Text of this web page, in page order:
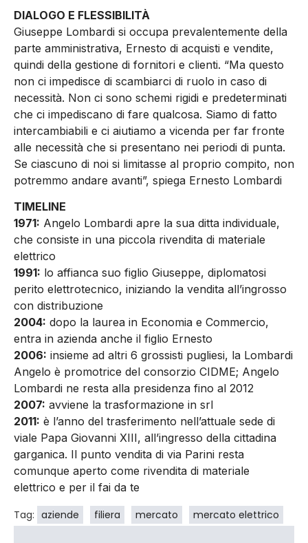
DIALOGO E FLESSIBILITÀ
Giuseppe Lombardi si occupa prevalentemente della
parte amministrativa, Ernesto di acquisti e vendite,
quindi della gestione di fornitori e clienti. “Ma questo
non ci impedisce di scambiarci di ruolo in caso di
necessità. Non ci sono schemi rigidi e predeterminati
che ci impediscano di fare qualcosa. Siamo di fatto
intercambiabili e ci aiutiamo a vicenda per far fronte
alle necessità che si presentano nei periodi di punta.
Se ciascuno di noi si limitasse al proprio compito, non
potremmo andare avanti”, spiega Ernesto Lombardi
TIMELINE
1971: Angelo Lombardi apre la sua ditta individuale,
che consiste in una piccola rivendita di materiale
elettrico
1991: lo affianca suo figlio Giuseppe, diplomatosi
perito elettrotecnico, iniziando la vendita all’ingrosso
con distribuzione
2004: dopo la laurea in Economia e Commercio,
entra in azienda anche il figlio Ernesto
2006: insieme ad altri 6 grossisti pugliesi, la Lombardi
Angelo è promotrice del consorzio CIDME; Angelo
Lombardi ne resta alla presidenza fino al 2012
2007: avviene la trasformazione in srl
2011: è l’anno del trasferimento nell’attuale sede di
viale Papa Giovanni XIII, all’ingresso della cittadina
garganica. Il punto vendita di via Parini resta
comunque aperto come rivendita di materiale
elettrico e per il fai da te
Tag: aziende filiera mercato mercato elettrico